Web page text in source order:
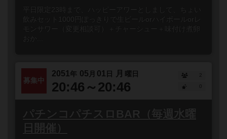
平日限定23時まで、ハッピーアワーとしまして、ちょい
飲みセット1000円ぽっきりで生ビールorハイボールorレ
モンサワー（変更相談可）＋チャーシュー＋味付け煮卵
募集中
2051 年 05 月 01 日 月 曜日
20:46～20:46
2
パチンコパチスロBAR（毎週水曜
日開催）